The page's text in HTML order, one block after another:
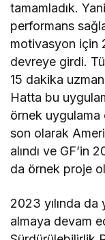
tamamladık.
performans
motivasyon için
devreye girdi.
15 dakika
Hatta bu
örnek uygulama
son olarak
alındı ve GF’in
da örnek proje
2023 yılında da
almaya devam